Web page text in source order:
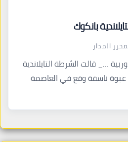
بانكوك
المدار
…_ قالت الشرطة التايلاندية
عبوة ناسفة وقع في العاصمة